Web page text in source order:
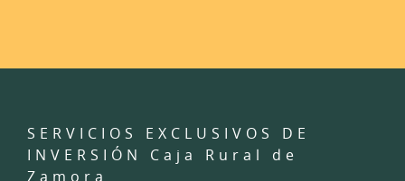
SERVICIOS EXCLUSIVOS DE
INVERSIÓN Caja Rural de
Zamora